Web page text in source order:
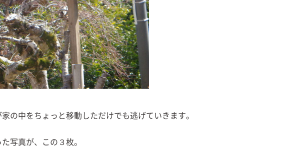
の中をちょっと移動しただけでも逃げていきます。
写真が、この３枚。